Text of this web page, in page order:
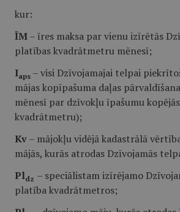
kur:
ĪM– īres maksa par vienu izīrētās
platības kvadrātmetru mēnesī;
Iaps – visi Dzīvojamajai telpai
mājas kopīpašuma daļas
mēnesī par dzīvokļu īpašumu
kvadrātmetru);
Kv– mājokļu vidējā kadastrālā
mājās, kurās atrodas Dzīvojamās
Pldz – speciālistam izīrējamo
platība kvadrātmetros;